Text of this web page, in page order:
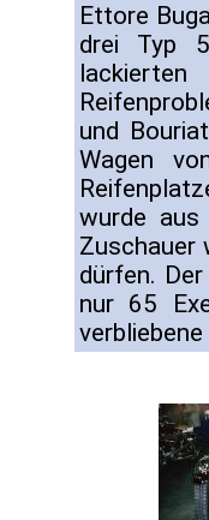
Ettore
drei Typ
und
Wagen
wurde aus
Zuschauer
dürfen.
nur 65